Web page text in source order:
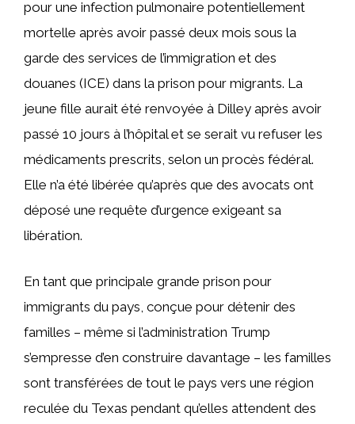
pour une infection pulmonaire potentiellement
mortelle après avoir passé deux mois sous la
garde des services de l’immigration et des
douanes (ICE) dans la prison pour migrants. La
jeune fille aurait été renvoyée à Dilley après avoir
passé 10 jours à l’hôpital et se serait vu refuser les
médicaments prescrits, selon un procès fédéral.
Elle n’a été libérée qu’après que des avocats ont
déposé une requête d’urgence exigeant sa
libération.
En tant que principale grande prison pour
immigrants du pays, conçue pour détenir des
familles – même si l’administration Trump
s’empresse d’en construire davantage – les familles
sont transférées de tout le pays vers une région
reculée du Texas pendant qu’elles attendent des